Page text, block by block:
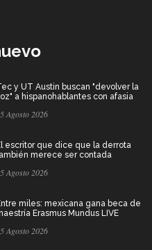
y UT Austin buscan "devolver la
a hispanohablantes con afasia
Agosto 2026
escritor que dice que la derrota
merece ser contada
Agosto 2026
miles: mexicana gana beca de
Erasmus Mundus LIVE
Agosto 2026